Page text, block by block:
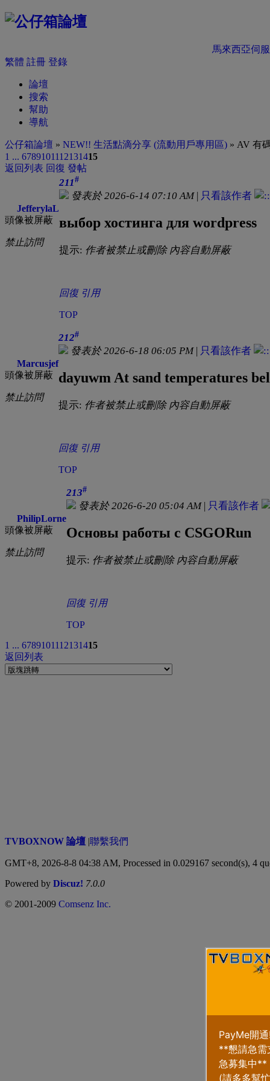
馬來西亞伺
繁體 註冊 登錄
論壇
搜索
幫助
導航
公仔箱論壇 » NEW!! 生活點滴分享 (流動用戶專用區) » AV 有
1 ... 6789101112131415
返回列表 回復 發帖
JefferylaL
頭像被屏蔽
禁止訪問
211#
發表於 2026-6-14 07:10 AM| 只看該作者
выбор хостинга для wordpress
提示: 作者被禁止或刪除 內容自動屏蔽
回復 引用
TOP
Marcusjef
頭像被屏蔽
禁止訪問
212#
發表於 2026-6-18 06:05 PM| 只看該作者
dayuwm At sand temperatures
提示: 作者被禁止或刪除 內容自動屏蔽
回復 引用
TOP
PhilipLorne
頭像被屏蔽
禁止訪問
213#
發表於 2026-6-20 05:04 AM| 只看該作者
Основы работы с CSGORun
提示: 作者被禁止或刪除 內容自動屏蔽
回復 引用
TOP
1 ... 6789101112131415
返回列表
TVBOXNOW 論壇 |聯繫我們
GMT+8, 2026-8-8 04:38 AM, Processed in 0.029167 second(s), 4
Powered by Discuz! 7.0.0
© 2001-2009 Comsenz Inc.